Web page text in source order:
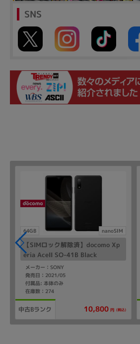
SNS
64GB nanoSIM
【SIMロック解除済】docomo Xp
eria AceII SO-41B Black
メーカー：SONY
発売日：2021/05
付属品: 本体のみ
在庫数：274
中古Bランク 10,800 円 (税込)